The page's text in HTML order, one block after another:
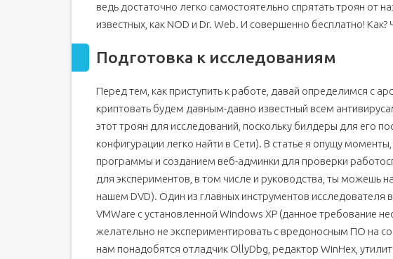
ведь достаточно легко самостоятельно спрятать троян от
известных, как NOD и Dr. Web. И совершенно бесплатно! Как?
Подготовка к исследованиям
Перед тем, как приступить к работе, давай определимся с
криптовать будем давным-давно известный всем
этот троян для исследований, поскольку билдеры для его
конфигурации легко найти в Сети). В статье я опущу
программы и созданием веб-админки для проверки
для экспериментов, в том числе и руководства, ты можешь
нашем DVD). Один из главных инструментов исследователя
VMWare с установленной Windows XP (данное требование
желательно не экспериментировать с вредоносным ПО на
нам понадобятся отладчик OllyDbg, редактор WinHex,